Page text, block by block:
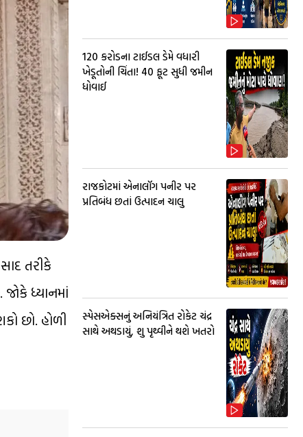
તરીકે
ધ્યાનમાં
છો. હોળી
₹120 કરોડના ટાઈડલ ડેમે વધારી
ખેડૂતોની ચિંતા! 40 ફૂટ સુધી જમીન
ધોવાઈ
રાજકોટમાં એનાલૉગ પનીર પર
પ્રતિબંધ છતાં ઉત્પાદન ચાલુ
સ્પેસએક્સનું અનિયંત્રિત રોકેટ ચંદ્ર
સાથે અથડાયું, શુ પૃથ્વીને થશે ખતરો